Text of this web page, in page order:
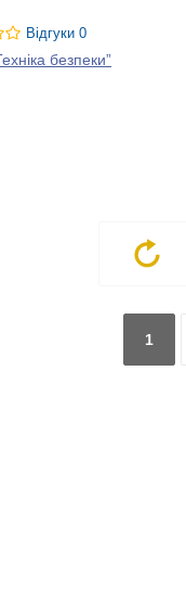
Відгуки 0
безпеки”
1